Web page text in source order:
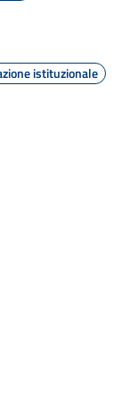
istituzionale